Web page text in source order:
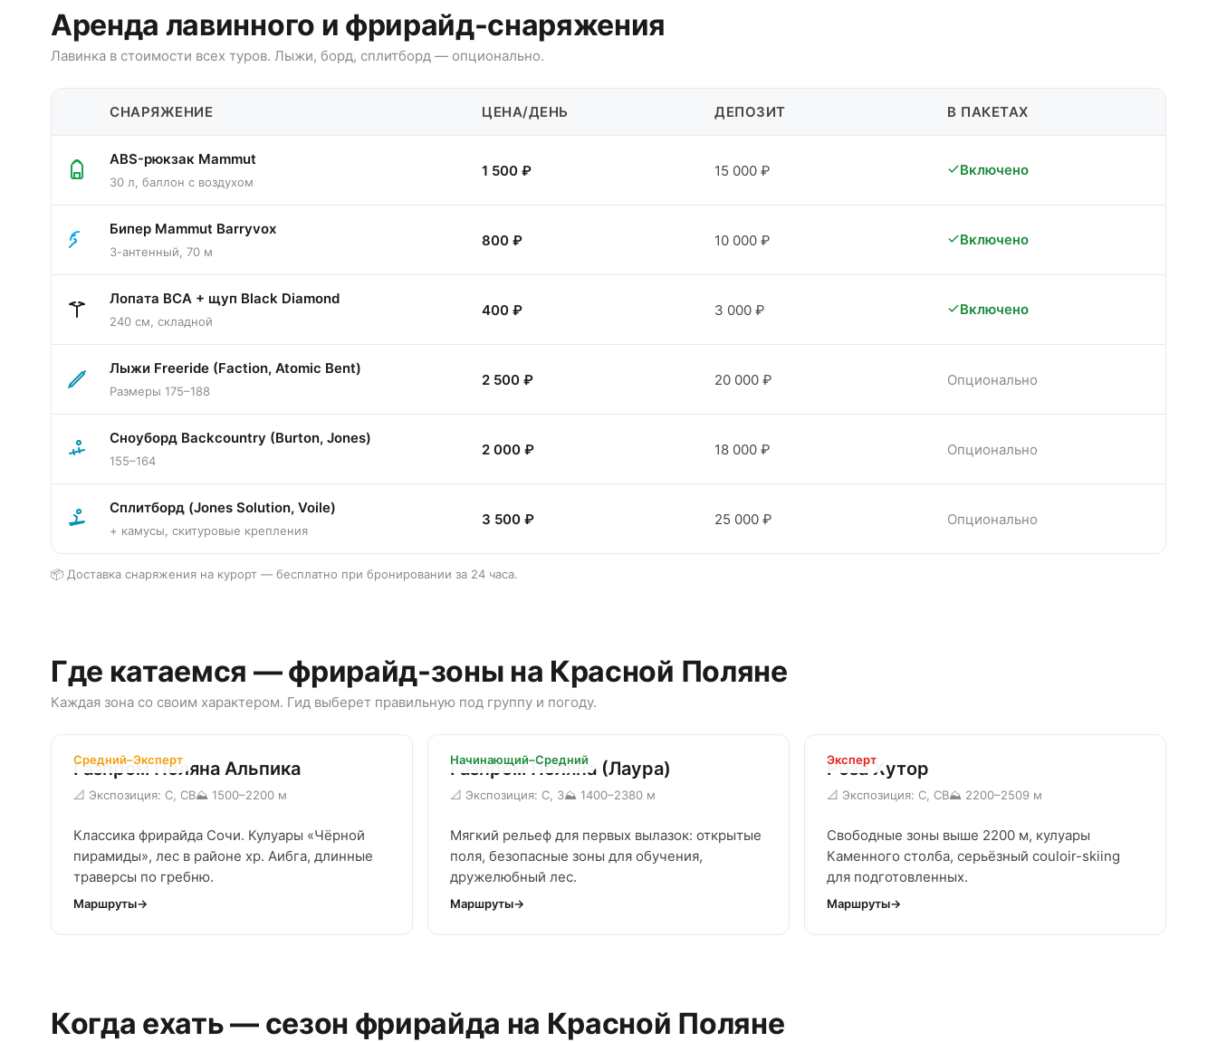
Аренда лавинного и фрирайд-снаряжения
Лавинка в стоимости всех туров. Лыжи, борд, сплитборд — опционально.
СНАРЯЖЕНИЕ ЦЕНА/ДЕНЬ ДЕПОЗИТ В ПАКЕТАХ
ABS-рюкзак Mammut
30 л, баллон с воздухом
1 500 ₽ 15 000 ₽ Включено
Бипер Mammut Barryvox
3-антенный, 70 м
800 ₽ 10 000 ₽ Включено
Лопата BCA + щуп Black Diamond
240 см, складной
400 ₽ 3 000 ₽ Включено
Лыжи Freeride (Faction, Atomic Bent)
Размеры 175–188
2 500 ₽ 20 000 ₽ Опционально
Сноуборд Backcountry (Burton, Jones)
155–164
2 000 ₽ 18 000 ₽ Опционально
Сплитборд (Jones Solution, Voile)
+ камусы, скитуровые крепления
3 500 ₽ 25 000 ₽ Опционально
📦 Доставка снаряжения на курорт — бесплатно при бронировании за 24 часа.
Где катаемся — фрирайд-зоны на Красной Поляне
Каждая зона со своим характером. Гид выберет правильную под группу и погоду.
Средний–Эксперт
Газпром Поляна Альпика
📐 Экспозиция: С, СВ⛰ 1500–2200 м
Классика фрирайда Сочи. Кулуары «Чёрной
пирамиды», лес в районе хр. Аибга, длинные
траверсы по гребню.
Маршруты
Начинающий–Средний
Газпром Поляна (Лаура)
📐 Экспозиция: С, З⛰ 1400–2380 м
Мягкий рельеф для первых вылазок: открытые
поля, безопасные зоны для обучения,
дружелюбный лес.
Маршруты
Эксперт
Роза Хутор
📐 Экспозиция: С, СВ⛰ 2200–2509 м
Свободные зоны выше 2200 м, кулуары
Каменного столба, серьёзный couloir-skiing
для подготовленных.
Маршруты
Когда ехать — сезон фрирайда на Красной Поляне